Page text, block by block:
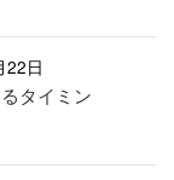
22日
タイミン